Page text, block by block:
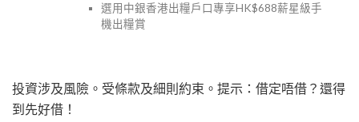
選用中銀香港出糧戶口專享HK$688薪星級手
機出糧賞
投資涉及風險。受條款及細則約束。提示：借定唔借？還得
到先好借！